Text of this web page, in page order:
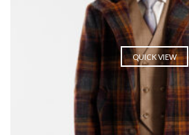
QUICK VIEW